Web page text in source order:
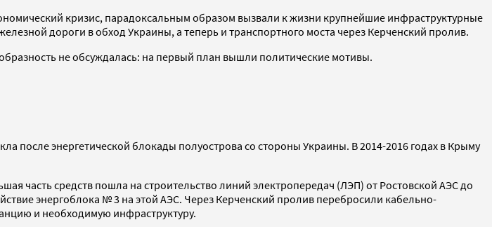
кризис, парадоксальным образом вызвали к жизни крупнейшие инфраструктурные
дороги в обход Украины, а теперь и транспортного моста через Керченский пролив.
не обсуждалась: на первый план вышли политические мотивы.
после энергетической блокады полуострова со стороны Украины. В 2014-2016 годах в Крыму
часть средств пошла на строительство линий электропередач (ЛЭП) от Ростовской АЭС до
энергоблока № 3 на этой АЭС. Через Керченский пролив перебросили кабельно-
и необходимую инфраструктуру.